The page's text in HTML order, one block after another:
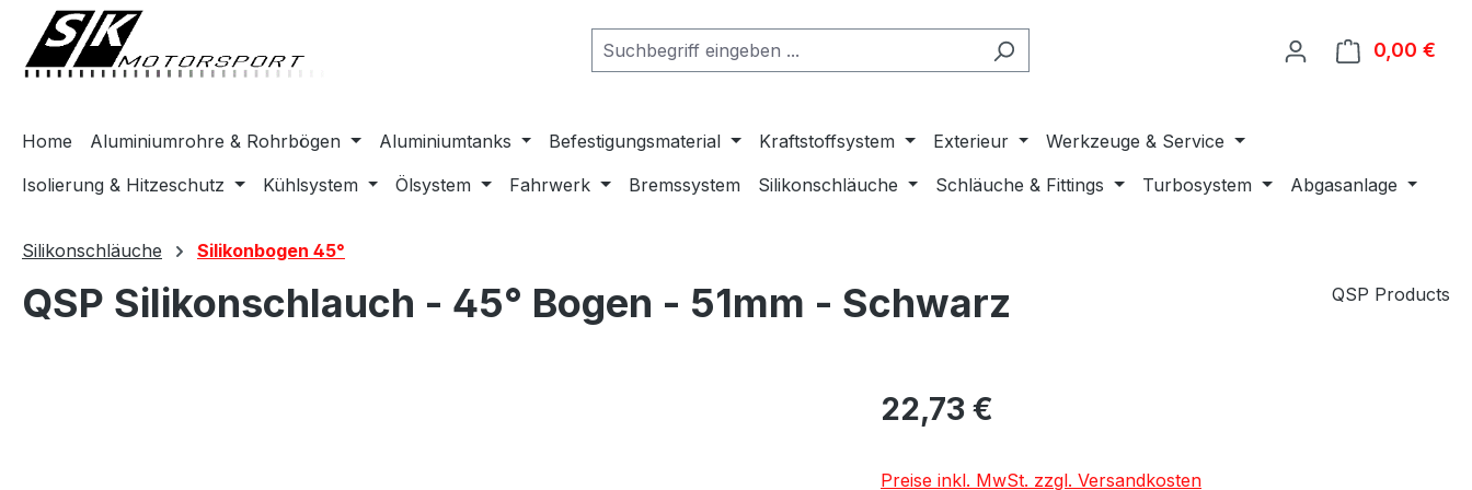
Zur Hauptnavigation springen
0,00 €
Home Aluminiumrohre & Rohrbögen Aluminiumtanks Befestigungsmaterial Kraftstoffsystem Exterieur
Werkzeuge & Service
Isolierung & Hitzeschutz
Kühlsystem Ölsystem Fahrwerk Bremssystem Silikonschläuche Schläuche & Fittings Turbosystem Abgasanlage
Silikonschläuche Silikonbogen 45°
QSP Silikonschlauch - 45° Bogen - 51mm - Schwarz QSP Products
22,73 €
Preise inkl. MwSt. zzgl. Versandkosten